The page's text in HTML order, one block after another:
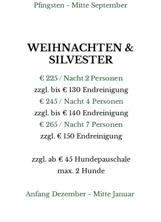
Pfingsten - Mitte September
WEIHNACHTEN &
SILVESTER
€ 225 / Nacht 2 Personen
zzgl. bis € 130 Endreinigung
€ 245 / Nacht 4 Personen
zzgl. bis € 140 Endreinigung
€ 265 / Nacht 7 Personen
zzgl. € 150 Endreinigung
zzgl. ab € 45 Hundepauschale
max. 2 Hunde
Anfang Dezember - Mitte Januar